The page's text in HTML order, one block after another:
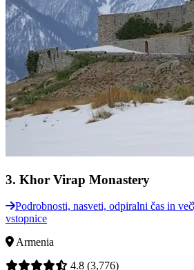
3. Khor Virap Monastery
Podrobnosti, nasveti, odpiralni čas in več
vstopnice
Armenia
4.8 (3,776)